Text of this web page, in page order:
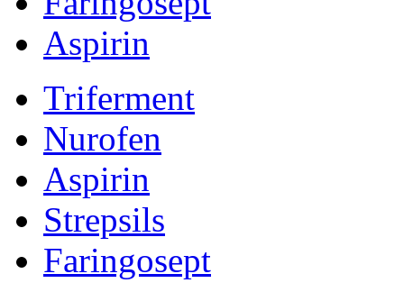
Aspirin
Triferment
Nurofen
Aspirin
Strepsils
Faringosept